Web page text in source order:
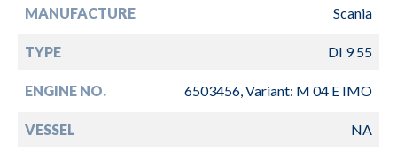
MANUFACTURE Scania
TYPE DI 9 55
ENGINE NO. 6503456, Variant: M 04 E IMO
VESSEL NA